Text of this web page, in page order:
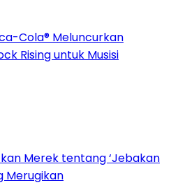
Cola® Meluncurkan
Rising untuk Musisi
Merek tentang ‘Jebakan
Merugikan